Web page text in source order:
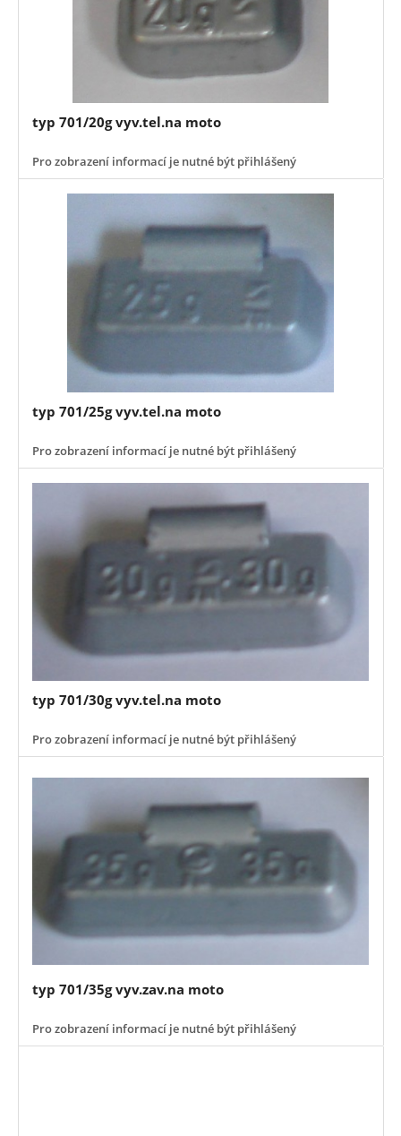
typ 701/20g vyv.tel.na moto
Pro zobrazení informací je nutné být přihlášený
typ 701/25g vyv.tel.na moto
Pro zobrazení informací je nutné být přihlášený
typ 701/30g vyv.tel.na moto
Pro zobrazení informací je nutné být přihlášený
typ 701/35g vyv.zav.na moto
Pro zobrazení informací je nutné být přihlášený